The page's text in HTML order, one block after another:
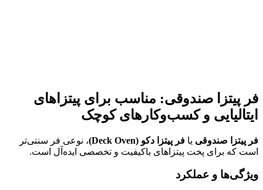
فر پیتزا صندوقی: مناسب برای پیتزاهای
ایتالیایی و کسب‌وکارهای کوچک
فر پیتزا صندوقی یا فر پیتزا دکو (Deck Oven)
، نوعی فر سنتی‌تر
است که برای پخت پیتزاهای باکیفیت و تخصصی ایده‌آل است.
ویژگی‌ها و عملکرد